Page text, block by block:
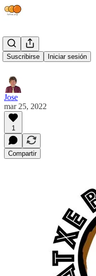
Suscribirse Iniciar sesión
Alberto Pescio
Jose
mar 25, 2022
1
Compartir